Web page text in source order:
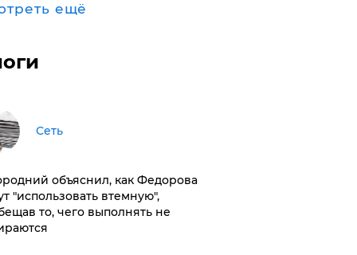
ещё
Сеть
объяснил, как Федорова
"использовать втемную",
то, чего выполнять не